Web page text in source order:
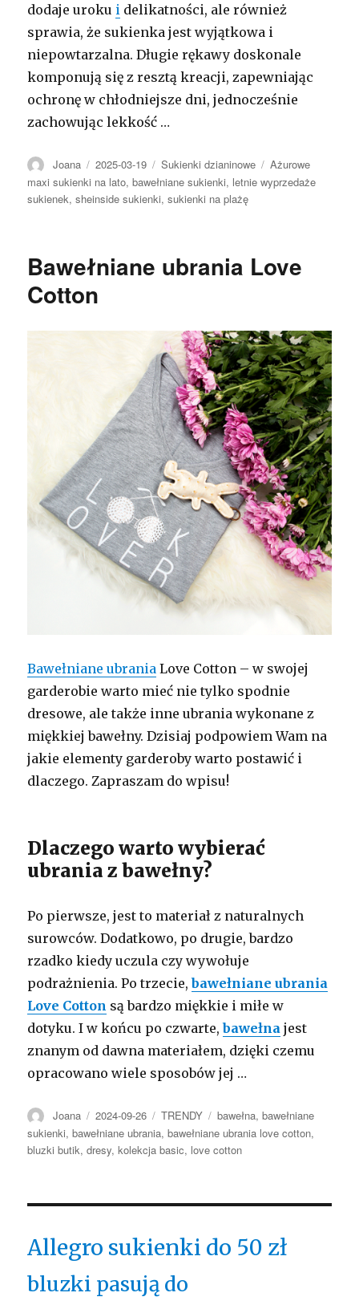
dodaje uroku i delikatności, ale również
sprawia, że sukienka jest wyjątkowa i
niepowtarzalna. Długie rękawy doskonale
komponują się z resztą kreacji, zapewniając
ochronę w chłodniejsze dni, jednocześnie
zachowując lekkość …
Autor
Joana Opublikowano
2025-03-19 Kategorie
Sukienki dzianinowe Tagi
Ażurowe
maxi sukienki na lato,bawełniane sukienki, letnie wyprzedaże
sukienek,sheinside sukienki,sukienki na plażę
Bawełniane ubrania Love
Cotton
Bawełniane ubrania Love Cotton – w swojej
garderobie warto mieć nie tylko spodnie
dresowe, ale także inne ubrania wykonane z
miękkiej bawełny. Dzisiaj podpowiem Wam na
jakie elementy garderoby warto postawić i
dlaczego. Zapraszam do wpisu!
Dlaczego warto wybierać
ubrania z bawełny?
Po pierwsze, jest to materiał z naturalnych
surowców. Dodatkowo, po drugie, bardzo
rzadko kiedy uczula czy wywołuje
podrażnienia. Po trzecie,bawełniane ubrania
Love Cotton są bardzo miękkie i miłe w
dotyku. I w końcu po czwarte,bawełna jest
znanym od dawna materiałem, dzięki czemu
opracowano wiele sposobów jej …
Autor
Joana Opublikowano
2024-09-26 Kategorie
TRENDY Tagi
bawełna,bawełniane
sukienki,bawełniane ubrania,bawełniane ubrania love cotton,
bluzki butik,dresy,kolekcja basic, love cotton
Allegro sukienki do 50 zł
bluzki pasują do